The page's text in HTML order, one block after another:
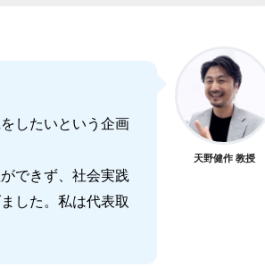
したいという企画
できず、社会実践
した。私は代表取
天野健作 教授